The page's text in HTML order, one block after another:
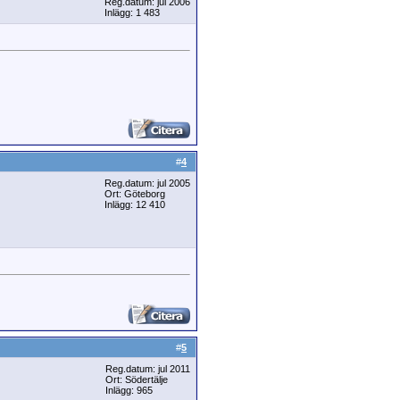
Inlägg: 1 483
#4
Reg.datum: jul 2005
Ort: Göteborg
Inlägg: 12 410
#5
Reg.datum: jul 2011
Ort: Södertälje
Inlägg: 965